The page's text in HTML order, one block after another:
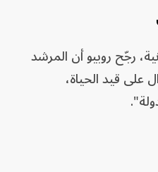
رجّح روبيو أن المرشد
على قيد الحياة،